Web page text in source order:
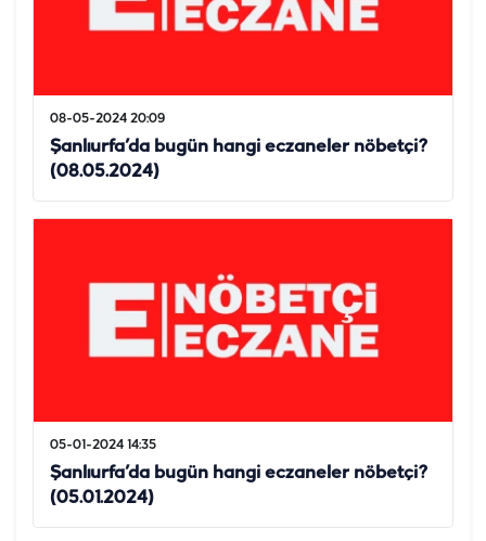
08-05-2024 20:09
Şanlıurfa’da bugün hangi eczaneler nöbetçi?
(08.05.2024)
05-01-2024 14:35
Şanlıurfa’da bugün hangi eczaneler nöbetçi?
(05.01.2024)